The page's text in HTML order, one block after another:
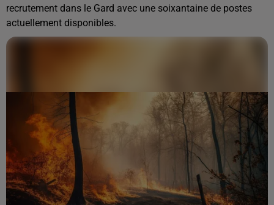
recrutement dans le Gard avec une soixantaine de postes
actuellement disponibles.